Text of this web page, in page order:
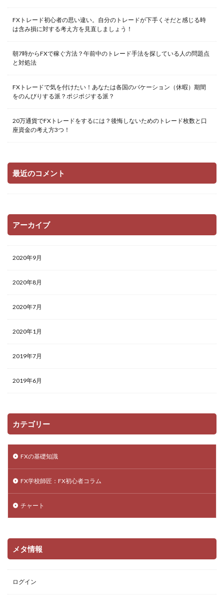
FXトレード初心者の思い違い。自分のトレードが下手くそだと感じる時
は含み損に対する考え方を見直しましょう！
朝7時からFXで稼ぐ方法？午前中のトレード手法を探している人の問題点
と対処法
FXトレードで気を付けたい！あなたは各国のバケーション（休暇）期間
をのんびりする派？ポジポジする派？
20万通貨でFXトレードをするには？後悔しないためのトレード枚数と口
座資金の考え方3つ！
最近のコメント
アーカイブ
2020年9月
2020年8月
2020年7月
2020年1月
2019年7月
2019年6月
カテゴリー
FXの基礎知識
FX学校師匠：FX初心者コラム
チャート
メタ情報
ログイン